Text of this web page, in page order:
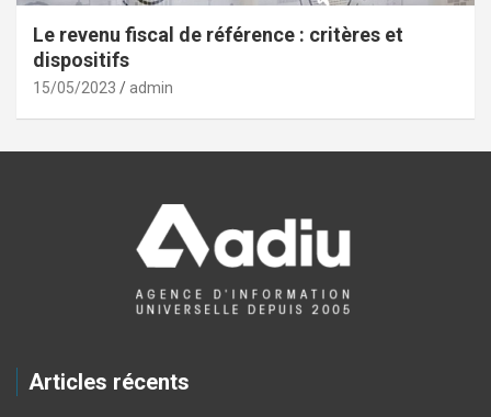
Le revenu fiscal de référence : critères et
dispositifs
15/05/2023 admin
Articles récents